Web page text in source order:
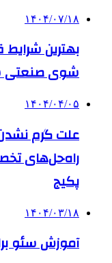
۱۴۰۴/۰۷/۱۸
بهترین
شوی صنعتی
۱۴۰۴/۰۴/۰۵
علت گرم
راه‌حل‌های
پکیج
۱۴۰۴/۰۳/۱۸
آموزش سئو